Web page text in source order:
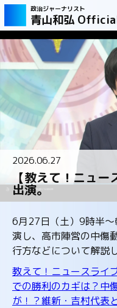
政治ジャーナリスト
青山和弘
2026.06.27
【教えて！ニュ
出演。
6月27日（土）9時半
演し、高市陣営の中傷
行方などについて解説
教えて！ニュースライ
での勝利のカギは？中
が！？維新・吉村代表